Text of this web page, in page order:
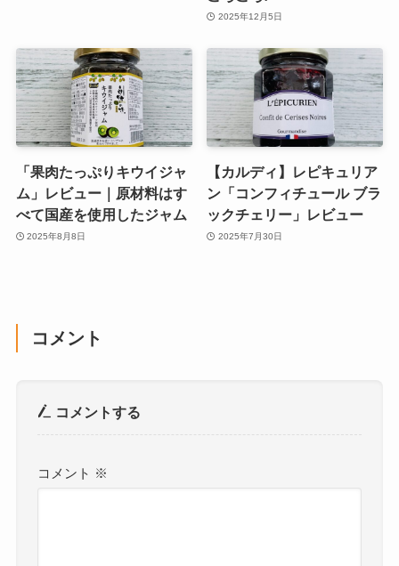
2025年12月5日
「果肉たっぷりキウイジャ
ム」レビュー｜原材料はす
べて国産を使用したジャム
2025年8月8日
【カルディ】レピキュリア
ン「コンフィチュール ブラ
ックチェリー」レビュー
2025年7月30日
コメント
コメントする
コメント ※